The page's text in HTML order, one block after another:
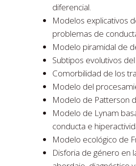
diferencial.
Modelos explicativos
problemas de
Modelo piramidal de
Subtipos evolutivos
Comorbilidad de los
Modelo del
Modelo de Patterson
Modelo de Lynam
conducta e
Modelo ecológico de
Disforia de género en